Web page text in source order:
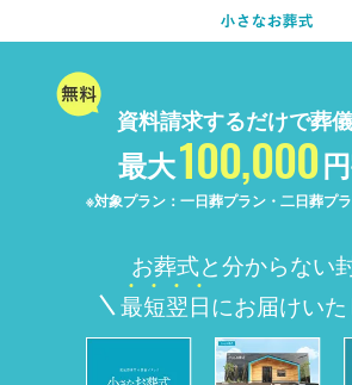
資料請求するだけで葬
最大100,000
※対象プラン：一日葬プラン・二日葬プ
お葬式と分からない
最短翌日にお届けい